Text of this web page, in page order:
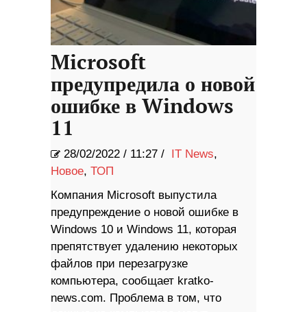
Microsoft
предупредила о новой
ошибке в Windows
11
28/02/2022 / 11:27 / IT News,
Новое, ТОП
Компания Microsoft выпустила
предупреждение о новой ошибке в
Windows 10 и Windows 11, которая
препятствует удалению некоторых
файлов при перезагрузке
компьютера, сообщает kratko-
news.com. Проблема в том, что